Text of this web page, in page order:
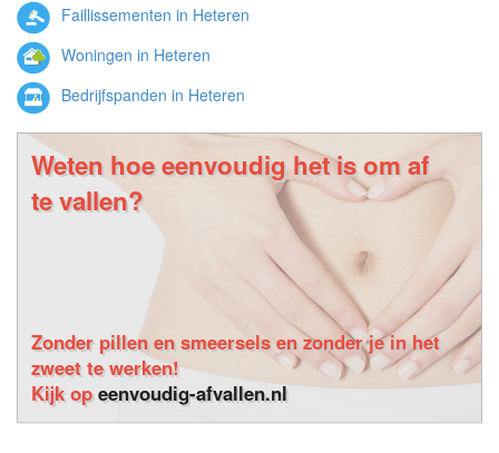
Faillissementen in Heteren
Woningen in Heteren
Bedrijfspanden in Heteren
Weten hoe eenvoudig het is om af
te vallen?
Zonder pillen en smeersels en zonder je in het
zweet te werken!
Kijk opeenvoudig-afvallen.nl